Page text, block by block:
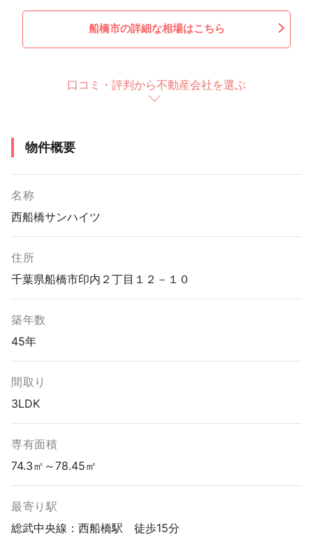
船橋市の詳細な相場はこちら
口コミ・評判から不動産会社を選ぶ
物件概要
名称
西船橋サンハイツ
住所
千葉県船橋市印内２丁目１２－１０
築年数
45年
間取り
3LDK
専有面積
74.3㎡～78.45㎡
最寄り駅
総武中央線：西船橋駅 徒歩15分